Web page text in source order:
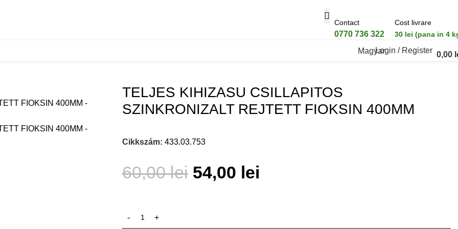
Contact
0770 736 322
Cost livrare
30 lei (pana in 4
MagyarLogin / Register 0,00
TELJES KIHIZASU CSILLAPITOS
SZINKRONIZALT REJTETT FIOKSIN 400MM
Cikkszám: 433.03.753
60,00lei 54,00 lei